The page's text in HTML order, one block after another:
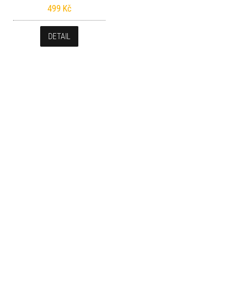
499 Kč
DETAIL